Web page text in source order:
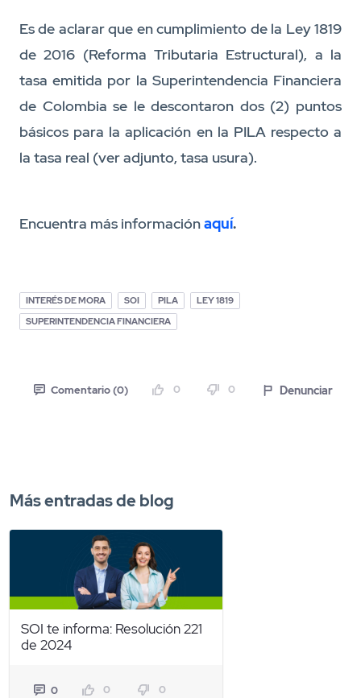
Es de aclarar que en cumplimiento de la Ley 1819
de 2016 (Reforma Tributaria Estructural), a la
tasa emitida por la Superintendencia Financiera
de Colombia se le descontaron dos (2) puntos
básicos para la aplicación en la PILA respecto a
la tasa real (ver adjunto, tasa usura).
Encuentra más informaciónaquí.
INTERÉS DE MORA SOI PILA
LEY 1819
SUPERINTENDENCIA FINANCIERA
Comentario (0) 0 0 Denunciar
Más entradas de blog
SOI te informa: Resolución 221
de 2024
0 0 0